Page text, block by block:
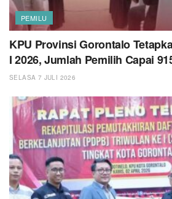
PEMILU
KPU Provinsi Gorontalo
I 2026, Jumlah Pemilih Capai
SELASA 7 JULI 2026